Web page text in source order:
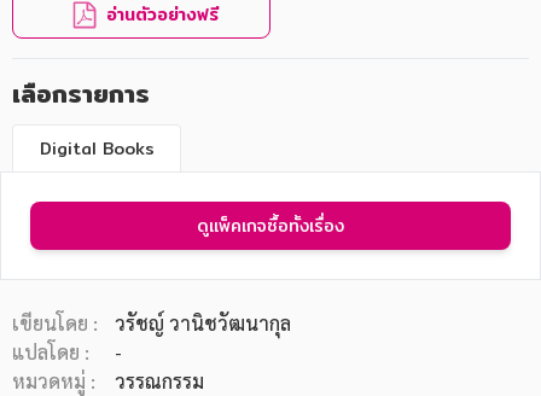
อ่านตัวอย่างฟรี
เลือกรายการ
Digital Books
ดูแพ็คเกจซื้อทั้งเรื่อง
เขียนโดย :
วรัชญ์ วานิชวัฒนากุล
แปลโดย :
-
หมวดหมู่ :
วรรณกรรม